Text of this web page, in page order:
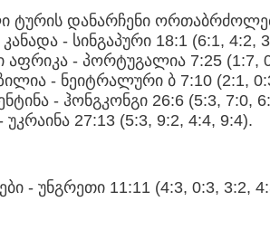
ტურის დანარჩენი
- სინგაპური 18:1 (6:1,
აფრიკა - პორტუგალია 7:25 (1:7,
- ნეიტრალური ბ 7:10 (2:1,
- ჰონგკონგი 26:6 (5:3,
27:13 (5:3, 9:2, 4:4, 9:4).
- უნგრეთი 11:11 (4:3, 0:3, 3:2,